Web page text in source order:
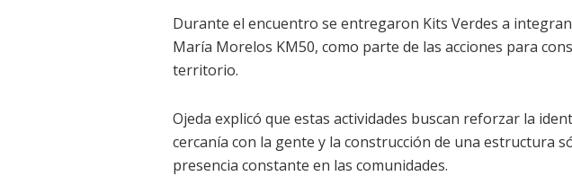
Durante el encuentro se entregaron Kits Verdes a
María Morelos KM50, como parte de las acciones para
territorio.
Ojeda explicó que estas actividades buscan reforzar la
cercanía con la gente y la construcción de una estructura
presencia constante en las comunidades.